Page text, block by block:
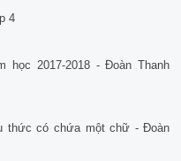
4
2017-2018 - Đoàn Thanh
thức có chứa một chữ - Đoàn